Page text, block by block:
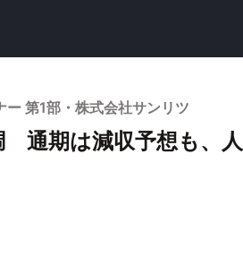
第1部・株式会社サンリツ
通期は減収予想も、人